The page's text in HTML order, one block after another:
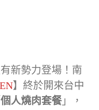
新勢力登場！南
】終於開來台中
個人燒肉套餐」，